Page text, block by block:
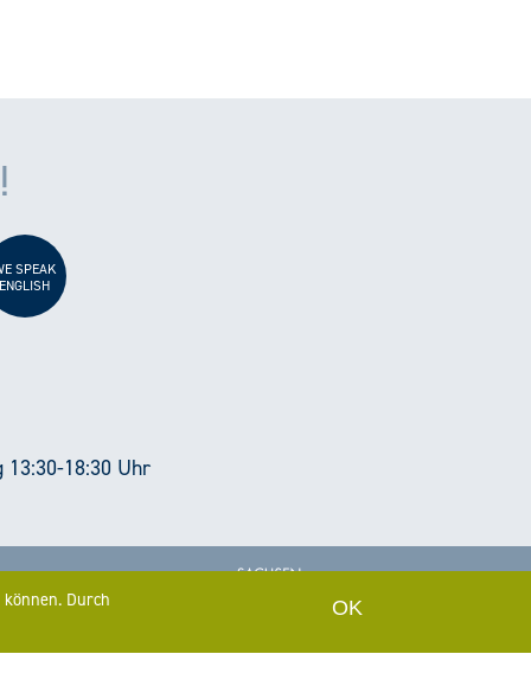
SPEAK
ENGLISH
18:30 Uhr
Durch OK